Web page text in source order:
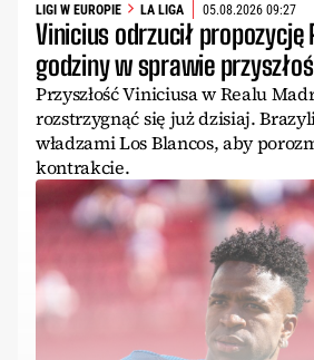
LIGI W EUROPIE LA LIGA 05.08.2026 09:27
Vinicius odrzucił propozycję
godziny w sprawie
Przyszłość Viniciusa w Realu
rozstrzygnąć się już dzisiaj.
władzami Los Blancos, aby
kontrakcie.